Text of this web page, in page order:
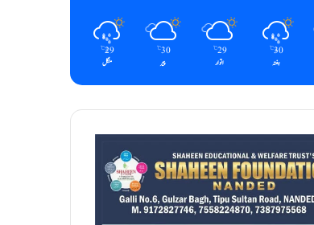
30
℃
ہفتہ
29
℃
اتوار
30
℃
پیر
29
℃
منگل